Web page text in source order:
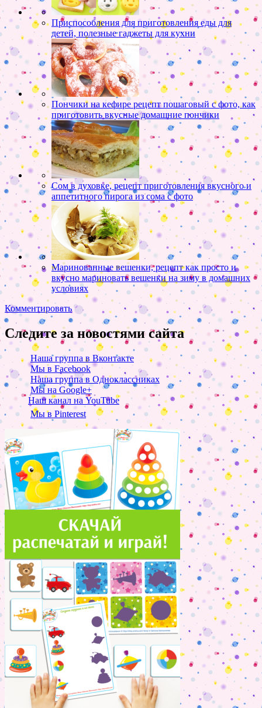
Приспособления для приготовления еды для
детей, полезные гаджеты для кухни
Пончики на кефире рецепт пошаговый с фото, как
приготовить вкусные домашние пончики
Сом в духовке, рецепт приготовления вкусного и
аппетитного пирога из сома с фото
Маринованные вешенки, рецепт как просто и
вкусно мариновать вешенки на зиму в домашних
условиях
Комментировать
Следите за новостями сайта
Наша группа в Вконтакте
Мы в Facebook
Наша группа в Одноклассниках
Мы на Google+
Наш канал на YouTube
Мы в Pinterest